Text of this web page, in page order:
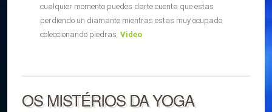
cualquier momento puedes darte cuenta que estas
perdiendo un diamante mientras estas muy ocupado
coleccionando piedras.Video
OS MISTÉRIOS DA YOGA